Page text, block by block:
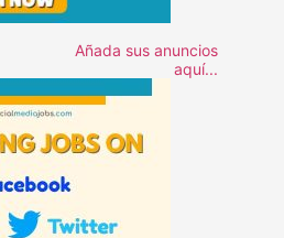
Añada sus anuncios
aquí...